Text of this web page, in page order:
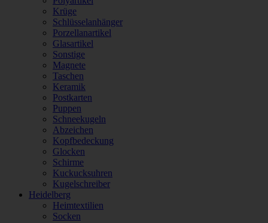
Krüge
Schlüsselanhänger
Porzellanartikel
Glasartikel
Sonstige
Magnete
Taschen
Keramik
Postkarten
Puppen
Schneekugeln
Abzeichen
Kopfbedeckung
Glocken
Schirme
Kuckucksuhren
Kugelschreiber
Heidelberg
Heimtextilien
Socken